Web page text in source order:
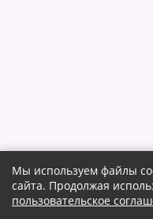
Мы используем файлы
сайта. Продолжая
пользовательское